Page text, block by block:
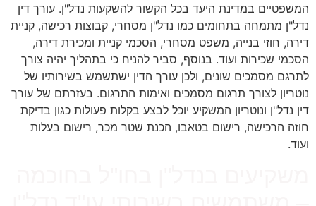
המשפטיים במדינת היעד בכל הקשור להשקעות נדל"ן. עורך דין
נדל"ן מתמחה בתחומים כמו נדל"ן מסחרי, קבוצות רכישה, קניית
דירה, חוזי בנייה, משפט מסחרי, הסכמי קניית ומכירת דירה,
הסכמי שכירות ועוד. בנוסף, סביר להניח כי בתהליך יהיה צורך
לתרגם מסמכים שונים, ולכן עורך הדין ישתשמש בשירותיו של
נוטריון לצורך תרגום מסמכים ואימות התרגום. בעזרתם של עורך
דין נדל"ן ונוטריון המשקיע יוכל לבצע בקלות פעולות כגון בדיקת
חוזה הרכישה, רישום בטאבו, הכנת שטר מכר, רישום בעלות
ועוד.